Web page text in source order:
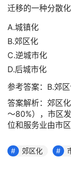
迁移的一种分散
A.城镇化
B.郊区化
C.逆城市化
D.后城市化
参考答案：B.郊
答案解析：郊区
～80%），市区
位和服务业由市
郊区化